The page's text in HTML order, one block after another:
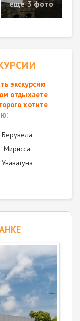
еще 3 фото
экскурсию
отдыхаете
хотите
Берувела
Мирисса
Унаватуна